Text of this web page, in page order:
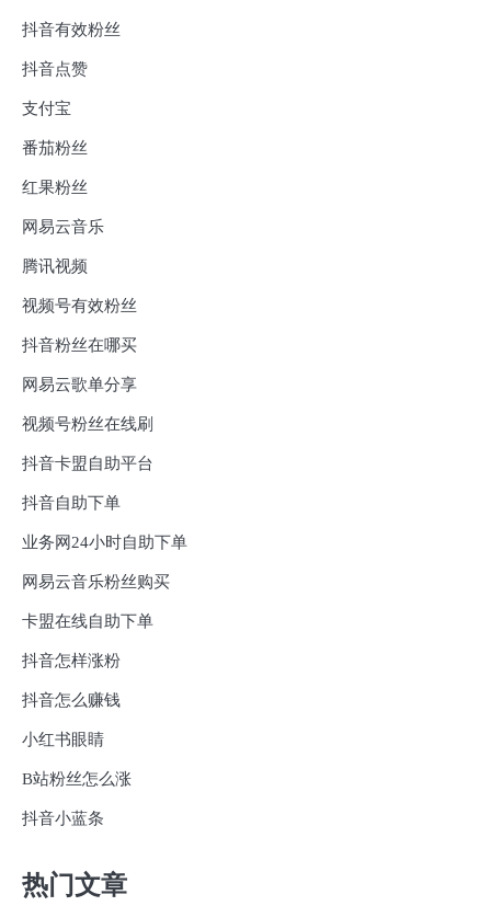
抖音有效粉丝
抖音点赞
支付宝
番茄粉丝
红果粉丝
网易云音乐
腾讯视频
视频号有效粉丝
抖音粉丝在哪买
网易云歌单分享
视频号粉丝在线刷
抖音卡盟自助平台
抖音自助下单
业务网24小时自助下单
网易云音乐粉丝购买
卡盟在线自助下单
抖音怎样涨粉
抖音怎么赚钱
小红书眼睛
B站粉丝怎么涨
抖音小蓝条
热门文章